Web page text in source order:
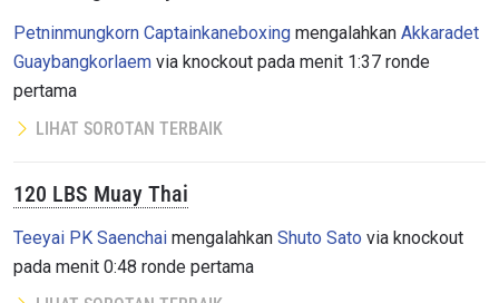
Petninmungkorn Captainkaneboxing mengalahkan Akkaradet
Guaybangkorlaem via knockout pada menit 1:37 ronde
pertama
LIHAT SOROTAN TERBAIK
120 LBS Muay Thai
Teeyai PK Saenchai mengalahkan Shuto Sato via knockout
pada menit 0:48 ronde pertama